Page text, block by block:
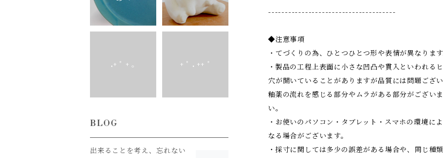
--------------------------------------
◆注意事項
・てづくりの為、ひとつひとつ形や表情が異なります
・製品の工程上表面に小さな凹凸や貫入といわれる
穴が開いていることがありますが品質には問題ござい
釉薬の流れを感じる部分やムラがある部分がござい
い。
・お使いのパソコン・タブレット・スマホの環境に
なる場合がございます。
・採寸に関しては多少の誤差がある場合や、同じ種
.+ ﾟ + ｡ + ﾟ . ++ ﾟ
BLOG
出来ることを考え、忘れない